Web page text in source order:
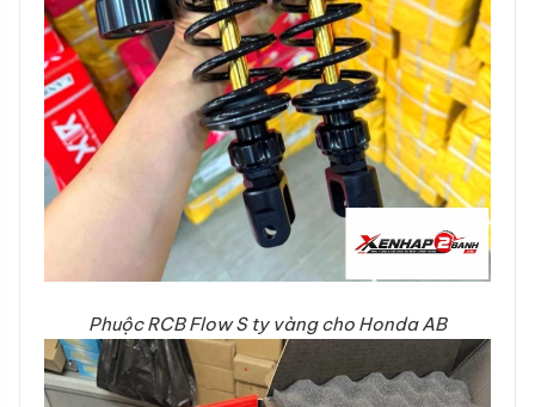
Phuộc RCB Flow S ty vàng cho Honda AB